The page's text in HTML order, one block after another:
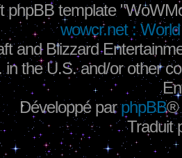
phpBB template
wowcr.net :
and Blizzard
in the U.S. and/or other
Développé parphpBB®
Traduit